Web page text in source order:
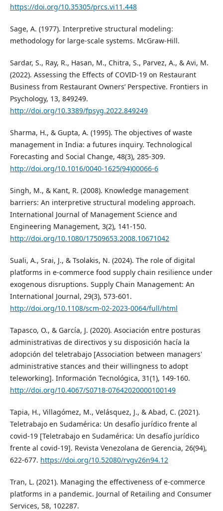
https://doi.org/10.35305/prcs.vi11.448
Sage, A. (1977). Interpretive structural modeling:
methodology for large-scale systems. McGraw-Hill.
Sardar, S., Ray, R., Hasan, M., Chitra, S., Parvez, A., & Avi, M.
(2022). Assessing the Effects of COVID-19 on Restaurant
Business from Restaurant Owners’ Perspective. Frontiers in
Psychology, 13, 849249.
http://doi.org/10.3389/fpsyg.2022.849249
Sharma, H., & Gupta, A. (1995). The objectives of waste
management in India: a futures inquiry. Technological
Forecasting and Social Change, 48(3), 285-309.
http://doi.org/10.1016/0040-1625(94)00066-6
Singh, M., & Kant, R. (2008). Knowledge management
barriers: An interpretive structural modeling approach.
International Journal of Management Science and
Engineering Management, 3(2), 141-150.
http://doi.org/10.1080/17509653.2008.10671042
Suali, A., Srai, J., & Tsolakis, N. (2024). The role of digital
platforms in e-commerce food supply chain resilience under
exogenous disruptions. Supply Chain Management: An
International Journal, 29(3), 573-601.
http://doi.org/10.1108/scm-02-2023-0064/full/html
Tapasco, O., & García, J. (2020). Asociación entre posturas
administrativas de directivos y su disposición hacía la
adopción del teletrabajo [Association between managers'
administrative stances and their willingness to adopt
teleworking]. Información Tecnológica, 31(1), 149-160.
http://doi.org/10.4067/S0718-07642020000100149
Tapia, H., Villagómez, M., Velásquez, J., & Abad, C. (2021).
Teletrabajo en Sudamérica: Un desafío jurídico frente al
covid-19 [Teletrabajo en Sudamérica: Un desafío jurídico
frente al covid-19]. Revista Venezolana de Gerencia, 26(94),
622-677. https://doi.org/10.52080/rvgv26n94.12
Tran, L. (2021). Managing the effectiveness of e-commerce
platforms in a pandemic. Journal of Retailing and Consumer
Services, 58, 102287.